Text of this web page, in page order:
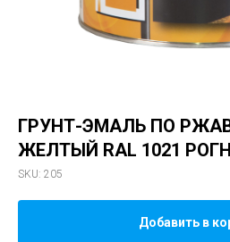
ГРУНТ-ЭМАЛЬ ПО
ЖЕЛТЫЙ RAL 1021
SKU: 205
Добавить в